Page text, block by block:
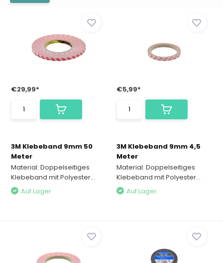
€29,99*
3M Klebeband 9mm 50
Meter
Material: Doppelseitiges
Klebeband mit Polyester...
Auf Lager
€5,99*
3M Klebeband 9mm 4,5
Meter
Material: Doppelseitiges
Klebeband mit Polyester...
Auf Lager